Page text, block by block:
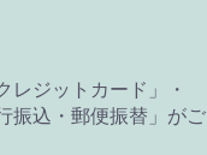
レジットカード」・
振込・郵便振替」がご